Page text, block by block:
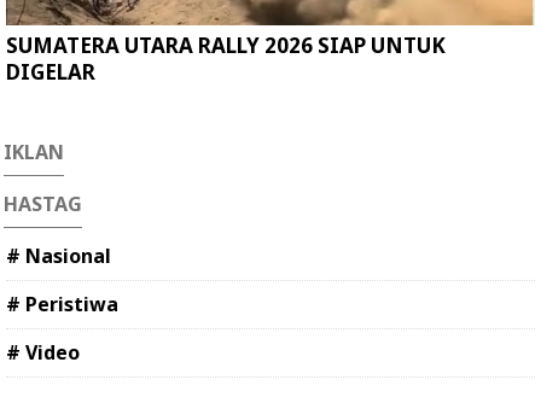
SUMATERA UTARA RALLY 2026 SIAP UNTUK
DIGELAR
IKLAN
HASTAG
# Nasional
# Peristiwa
# Video